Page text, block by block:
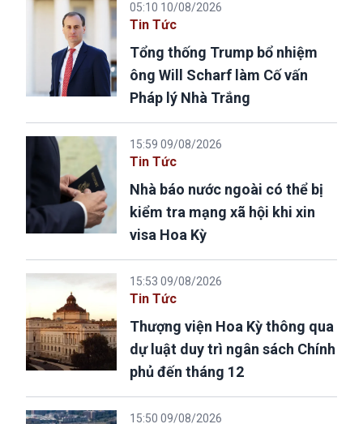
05:10 10/08/2026
Tin Tức
Tổng thống Trump bổ nhiệm
ông Will Scharf làm Cố vấn
Pháp lý Nhà Trắng
15:59 09/08/2026
Tin Tức
Nhà báo nước ngoài có thể bị
kiểm tra mạng xã hội khi xin
visa Hoa Kỳ
15:53 09/08/2026
Tin Tức
Thượng viện Hoa Kỳ thông qua
dự luật duy trì ngân sách Chính
phủ đến tháng 12
15:50 09/08/2026